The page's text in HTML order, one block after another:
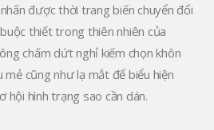
được thời trang biến chuyển đổi
thiết trong thiên nhiên của
chấm dứt nghỉ kiếm chọn khôn
cũng như lạ mắt để biểu hiện
hội hình trạng sao cần dán.